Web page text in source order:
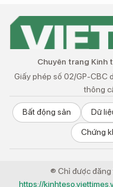
Chuyên trang Kinh
Giấy phép số 02/GP-CBC
thông
Bất động sản Dữ
Chứng
® Chỉ được đăng
https://